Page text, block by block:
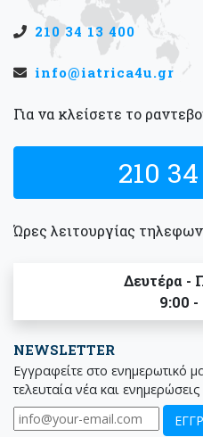
210 34 13 400
info@iatrica4u.gr
Για να κλείσετε το
210
Ώρες λειτουργίας
Δευτέρα -
9:00 -
NEWSLETTER
Εγγραφείτε στο ενημερωτικό
τελευταία νέα και